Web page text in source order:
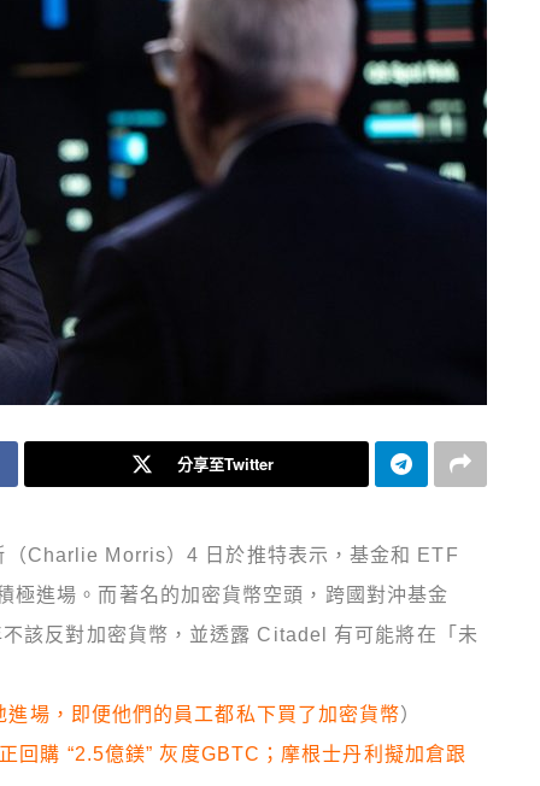
分享至Twitter
Charlie Morris）4 日於推特表示，基金和 ETF
極進場。而著名的加密貨幣空頭，跨國對沖基金
該反對加密貨幣，並透露 Citadel 有可能將在「未
場，即便他們的員工都私下買了加密貨幣）
回購 “2.5億鎂” 灰度GBTC；摩根士丹利擬加倉跟